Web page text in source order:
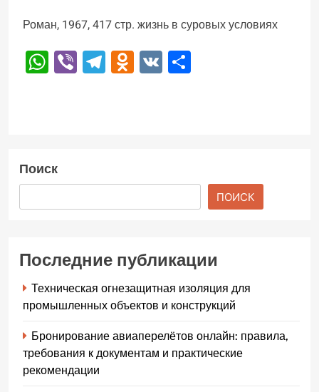
Роман, 1967, 417 стр. жизнь в суровых условиях
WhatsApp
ViberTelegram
Odnoklassniki
VK
Поиск
ПОИСК
Последние публикации
Техническая огнезащитная изоляция для
промышленных объектов и конструкций
Бронирование авиаперелётов онлайн: правила,
требования к документам и практические
рекомендации